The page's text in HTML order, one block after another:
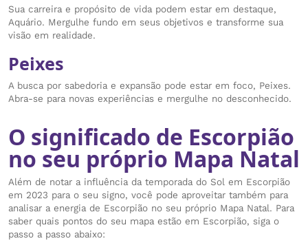
Sua carreira e propósito de vida podem estar em destaque,
Aquário. Mergulhe fundo em seus objetivos e transforme sua
visão em realidade.
Peixes
A busca por sabedoria e expansão pode estar em foco, Peixes.
Abra-se para novas experiências e mergulhe no desconhecido.
O significado de Escorpião
no seu próprio Mapa Natal
Além de notar a influência da temporada do Sol em Escorpião
em 2023 para o seu signo, você pode aproveitar também para
analisar a energia de Escorpião no seu próprio Mapa Natal. Para
saber quais pontos do seu mapa estão em Escorpião, siga o
passo a passo abaixo: